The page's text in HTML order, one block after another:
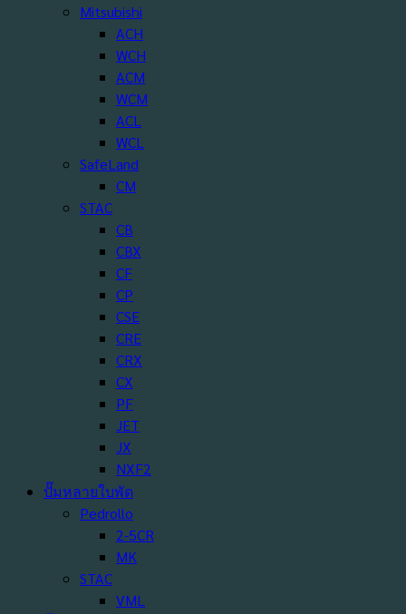
Mitsubishi
ACH
WCH
ACM
WCM
ACL
WCL
SafeLand
CM
STAC
CB
CBX
CF
CP
CSE
CRE
CRX
CX
PF
JET
JX
NXF2
ปั๊มหลายใบพัด
Pedrollo
2-5CR
MK
STAC
VML